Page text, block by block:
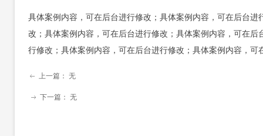
具体案例内容，可在后台进行修改；具体案例内容，可在后台
改；具体案例内容，可在后台进行修改；具体案例内容，可在
行修改；具体案例内容，可在后台进行修改；具体案例内容，
ꂃ 上一篇： 无
ꁹ 下一篇： 无